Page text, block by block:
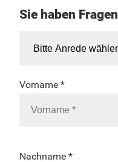
Sie haben
Vorname *
Nachname *